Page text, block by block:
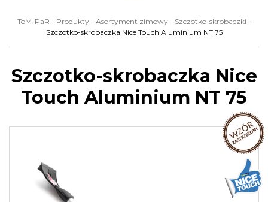
ToM-PaR - Produkty - Asortyment zimowy - Szczotko-skrobaczki -
Szczotko-skrobaczka Nice Touch Aluminium NT 75
Szczotko-skrobaczka Nice
Touch Aluminium NT 75